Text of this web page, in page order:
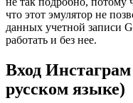
что этот эмулятор не
данных учетной записи
работать и без нее.
Вход
русском языке)